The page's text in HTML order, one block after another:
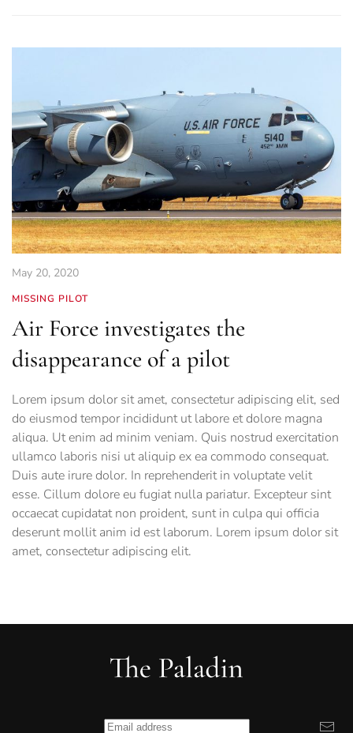
May 20, 2020
MISSING PILOT
Air Force investigates the
disappearance of a pilot
Lorem ipsum dolor sit amet, consectetur adipiscing elit, sed
do eiusmod tempor incididunt ut labore et dolore magna
aliqua. Ut enim ad minim veniam. Quis nostrud exercitation
ullamco laboris nisi ut aliquip ex ea commodo consequat.
Duis aute irure dolor. In reprehenderit in voluptate velit
esse. Cillum dolore eu fugiat nulla pariatur. Excepteur sint
occaecat cupidatat non proident, sunt in culpa qui officia
deserunt mollit anim id est laborum. Lorem ipsum dolor sit
amet, consectetur adipiscing elit.